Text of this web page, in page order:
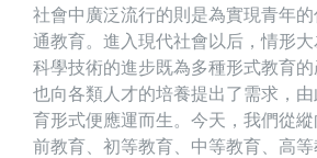
社會中廣泛流行的則是為實現青年
通教育。進入現代社會以后，情形
科學技術的進步既為多種形式教育的
也向各類人才的培養提出了需求，
育形式便應運而生。今天，我們從
前教育、初等教育、中等教育、高